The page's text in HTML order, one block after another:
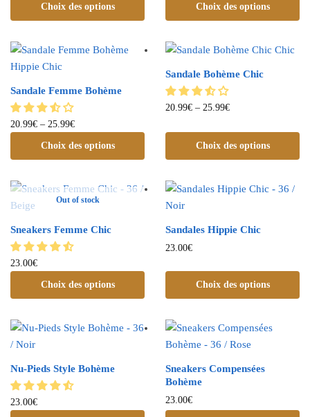
Choix des options Choix des options
Sandale Femme Bohème
20.99€ – 25.99€
Choix des options
Sandale Bohème Chic
20.99€ – 25.99€
Choix des options
Out of stock
Sneakers Femme Chic
23.00€
Choix des options
Sandales Hippie Chic
23.00€
Choix des options
Nu-Pieds Style Bohème
23.00€
Sneakers Compensées
Bohème
23.00€